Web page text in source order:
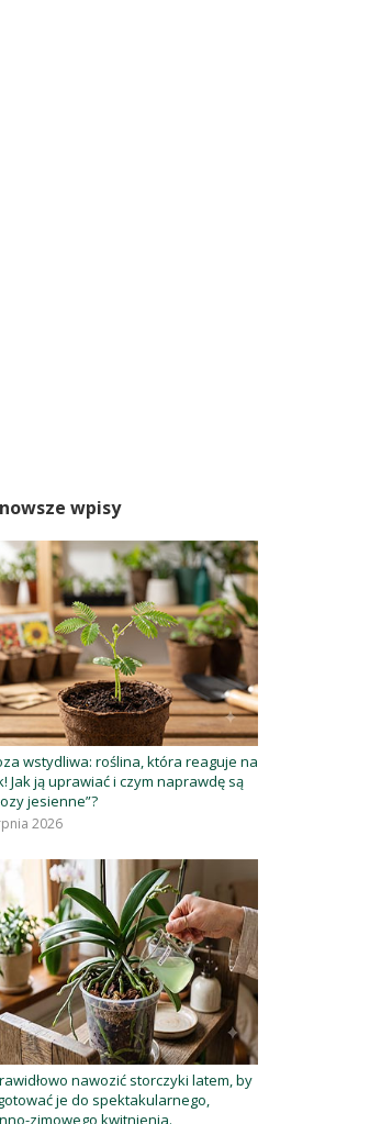
wpisy
wstydliwa: roślina, która reaguje na
Jak ją uprawiać i czym naprawdę są
jesienne”?
2026
nawozić storczyki latem, by
je do spektakularnego,
zimowego kwitnienia.